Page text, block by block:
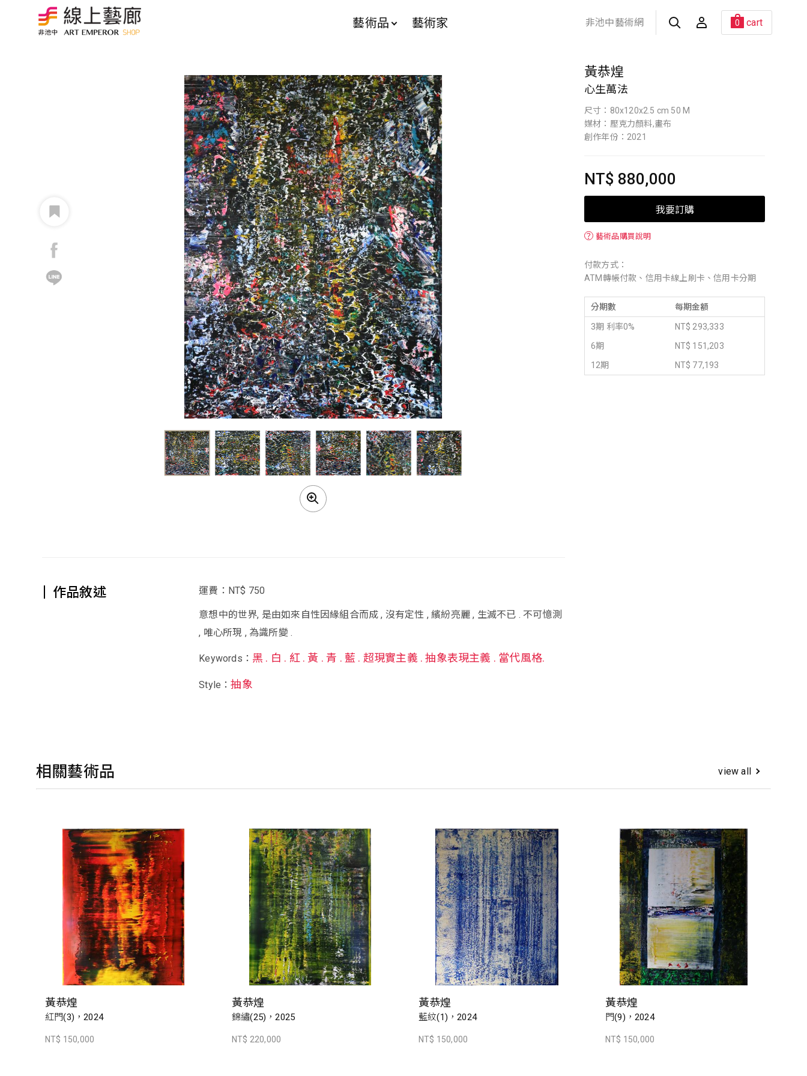
藝術品 藝術家 非池中藝術網 0 cart
黃恭煌
心生萬法
尺寸：80x120x2.5 cm 50 M
媒材：壓克力顏料,畫布
創作年份：2021
NT$ 880,000
我要訂購
？ 藝術品購買說明
付款方式：
ATM轉帳付款、信用卡線上刷卡、信用卡分期
分期數 每期金額
3期 利率0%
NT$ 293,333
6期
NT$ 151,203
12期
NT$ 77,193
作品敘述 運費：NT$ 750
意想中的世界, 是由如來自性因緣組合而成 , 沒有定性 , 繽紛亮麗 , 生滅不已 . 不可憶測
, 唯心所現 , 為識所變 .
Keywords： 黑 . 白 . 紅 . 黃 . 青 . 藍 . 超現實主義 . 抽象表現主義 . 當代風格.
Style：抽象
相關藝術品 view all
黃恭煌
紅門(3)，2024
NT$ 150,000
黃恭煌
錦繡(25)，2025
NT$ 220,000
黃恭煌
藍紋(1)，2024
NT$ 150,000
黃恭煌
門(9)，2024
NT$ 150,000